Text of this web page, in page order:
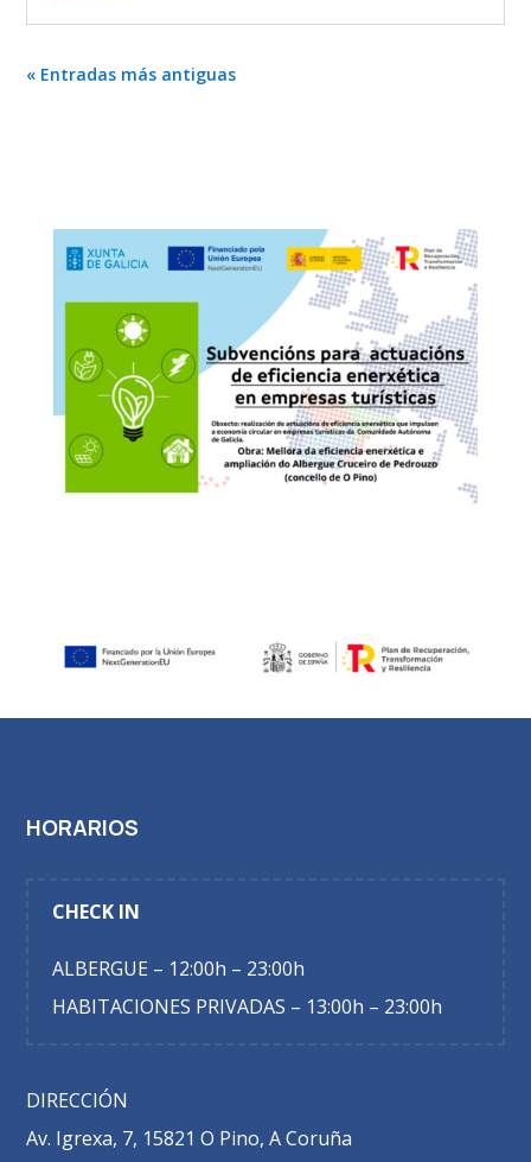
« Entradas más antiguas
HORARIOS
CHECK IN
ALBERGUE – 12:00h – 23:00h
HABITACIONES PRIVADAS – 13:00h – 23:00h
DIRECCIÓN
Av. Igrexa, 7, 15821 O Pino, A Coruña